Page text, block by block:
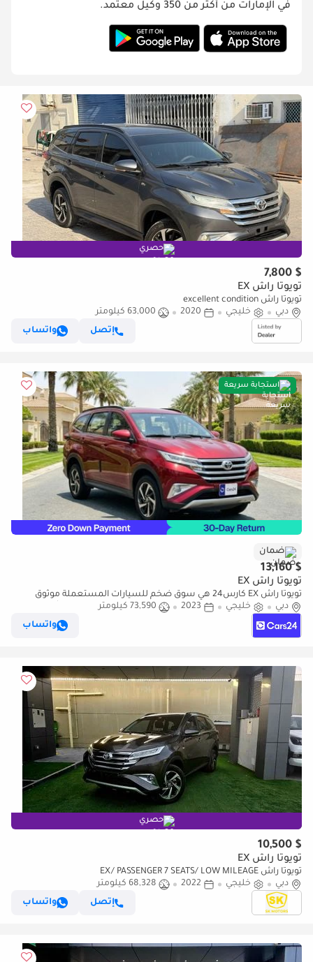
في الإمارات من أكثر من 350 وكيل معتمد.
حصري
$ 7,800
تويوتا راش EX
تويوتا راش excellent condition
دبي
خليجي 2020
63,000 كيلومتر
إتصل
واتساب
استجابة سريعة
ضمان
$ 13,160
تويوتا راش EX
تويوتا راش EX كارس24 هي سوق ضخم للسيارات المستعملة موثوق
ومضمون ٪كارس24 هي سوق ضخم للسيارات المستعملة موثوق
دبي خليجي 2023
73,590 كيلومتر
واتساب
حصري
$ 10,500
تويوتا راش EX
تويوتا راش EX/ PASSENGER 7 SEATS/ LOW MILEAGE
دبي
خليجي 2022
68,328 كيلومتر
إتصل
واتساب